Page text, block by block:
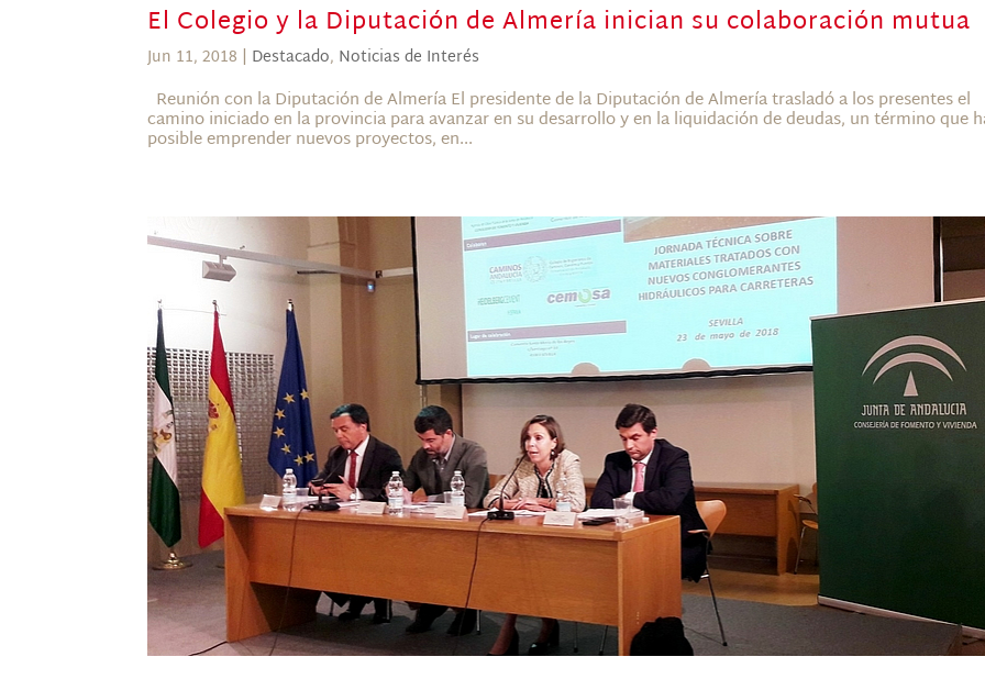
El Colegio y la Diputación de Almería inician su colaboración mutua
Jun 11, 2018 | Destacado, Noticias de Interés
Reunión con la Diputación de Almería El presidente de la Diputación de Almería trasladó a los presentes el
camino iniciado en la provincia para avanzar en su desarrollo y en la liquidación de deudas, un término que
posible emprender nuevos proyectos, en...